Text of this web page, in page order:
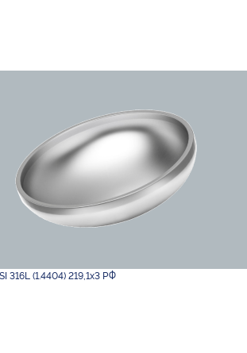
316L (1.4404) 219,1х3 РФ